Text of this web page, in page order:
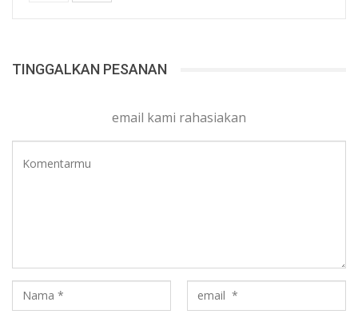
TINGGALKAN PESANAN
email kami rahasiakan